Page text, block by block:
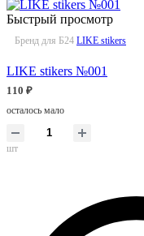
Быстрый просмотр
Бренд для Б24 LIKE stikers
LIKE stikers №001
110 ₽
осталось мало
шт